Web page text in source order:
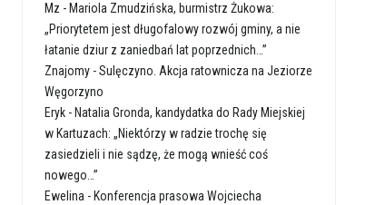
Mz - Mariola Zmudzińska, burmistrz Żukowa:
„Priorytetem jest długofalowy rozwój gminy, a nie
łatanie dziur z zaniedbań lat poprzednich…”
Znajomy -Sulęczyno. Akcja ratownicza na Jeziorze
Węgorzyno
Eryk - Natalia Gronda, kandydatka do Rady Miejskiej
w Kartuzach: „Niektórzy w radzie trochę się
zasiedzieli i nie sądzę, że mogą wnieść coś
nowego…”
Ewelina - Konferencja prasowa Wojciecha